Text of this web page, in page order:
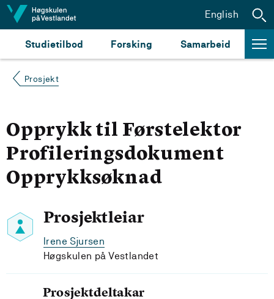
Hopp til innhald
Studietilbod Forsking Samarbeid
English
Prosjekt
Opprykk til Førstelektor
Profileringsdokument
Opprykksøknad
Prosjektleiar
Irene Sjursen
Høgskulen på Vestlandet
Prosjektdeltakar